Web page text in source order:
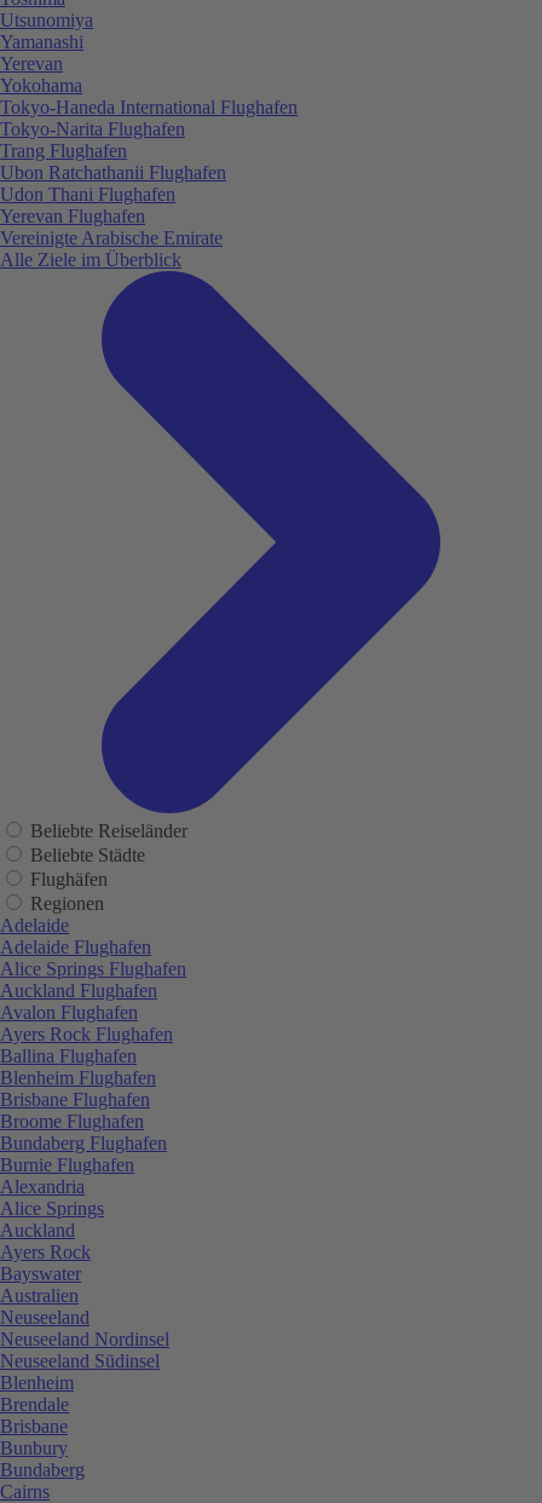
Utsunomiya
Yamanashi
Yerevan
Yokohama
Tokyo-Haneda International Flughafen
Tokyo-Narita Flughafen
Trang Flughafen
Ubon Ratchathanii Flughafen
Udon Thani Flughafen
Yerevan Flughafen
Vereinigte Arabische Emirate
Alle Ziele im Überblick
Beliebte Reiseländer
Beliebte Städte
Flughäfen
Regionen
Adelaide
Adelaide Flughafen
Alice Springs Flughafen
Auckland Flughafen
Avalon Flughafen
Ayers Rock Flughafen
Ballina Flughafen
Blenheim Flughafen
Brisbane Flughafen
Broome Flughafen
Bundaberg Flughafen
Burnie Flughafen
Alexandria
Alice Springs
Auckland
Ayers Rock
Bayswater
Australien
Neuseeland
Neuseeland Nordinsel
Neuseeland Südinsel
Blenheim
Brendale
Brisbane
Bunbury
Bundaberg
Cairns